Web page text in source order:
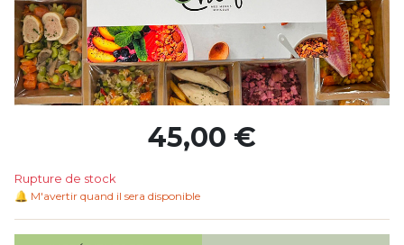
45,00 €
Rupture de stock
🔔 M'avertir quand il sera disponible